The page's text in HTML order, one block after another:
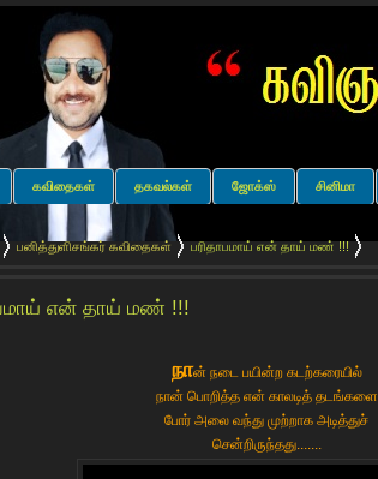
கவிதைகள் தகவல்கள் ஜோக்ஸ் சினிமா
பனித்துளிசங்கர் கவிதைகள் பரிதாபமாய் என் தாய் மண் !!!
என் தாய் மண் !!!
நான் நடை பயின்ற கடற்கரையில்
நான் பொறித்த என் காலடித் தடங்களை
போர் அலை வந்து முற்றாக அடித்துச்
சென்றிருந்தது.......